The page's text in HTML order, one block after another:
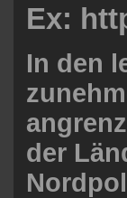
Ex:
In den
der